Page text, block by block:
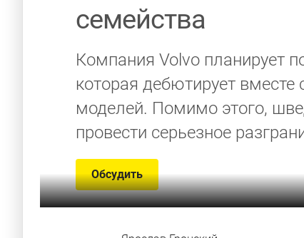
семейства
Компания Volvo планирует
которая дебютирует вместе
моделей. Помимо этого,
провести серьезное
Обсудить